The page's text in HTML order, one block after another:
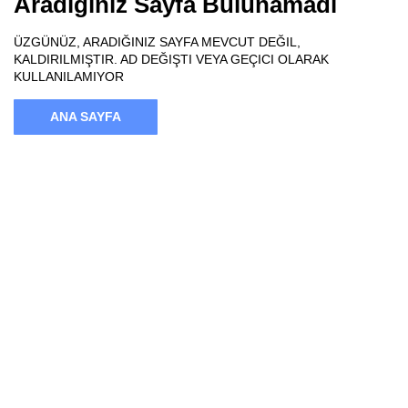
ÜZGÜNÜZ, ARADIĞINIZ SAYFA MEVCUT DEĞIL,
KALDIRILMIŞTIR. AD DEĞIŞTI VEYA GEÇICI OLARAK
KULLANILAMIYOR
ANA SAYFA